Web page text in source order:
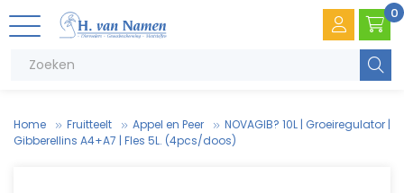
0
Home Fruitteelt Appel en Peer
NOVAGIB? 10L | Groeiregulator |
Gibberellins A4+A7 | Fles 5L. (4pcs/doos)